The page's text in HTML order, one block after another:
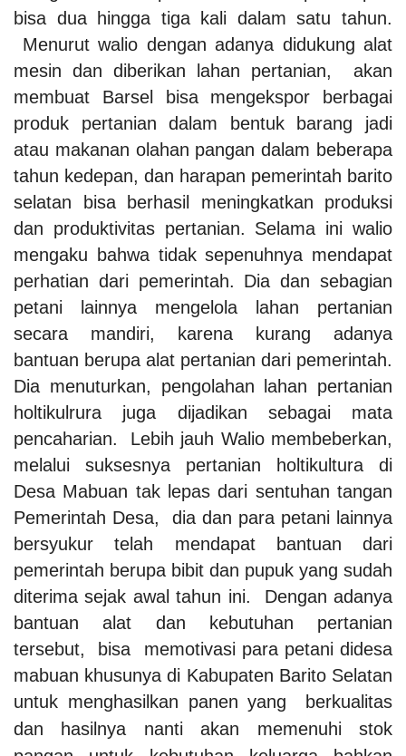
bisa dua hingga tiga kali dalam satu tahun.
Menurut walio dengan adanya didukung alat
mesin dan diberikan lahan pertanian, akan
membuat Barsel bisa mengekspor berbagai
produk pertanian dalam bentuk barang jadi
atau makanan olahan pangan dalam beberapa
tahun kedepan, dan harapan pemerintah barito
selatan bisa berhasil meningkatkan produksi
dan produktivitas pertanian. Selama ini walio
mengaku bahwa tidak sepenuhnya mendapat
perhatian dari pemerintah. Dia dan sebagian
petani lainnya mengelola lahan pertanian
secara mandiri, karena kurang adanya
bantuan berupa alat pertanian dari pemerintah.
Dia menuturkan, pengolahan lahan pertanian
holtikulrura juga dijadikan sebagai mata
pencaharian.
Lebih jauh Walio membeberkan,
melalui suksesnya pertanian holtikultura di
Desa Mabuan tak lepas dari sentuhan tangan
Pemerintah Desa, dia dan para petani lainnya
bersyukur telah mendapat bantuan dari
pemerintah berupa bibit dan pupuk yang sudah
diterima sejak awal tahun ini.
Dengan adanya
bantuan alat dan kebutuhan pertanian
tersebut, bisa memotivasi para petani didesa
mabuan khusunya di Kabupaten Barito Selatan
untuk menghasilkan panen yang
berkualitas
dan hasilnya nanti akan memenuhi stok